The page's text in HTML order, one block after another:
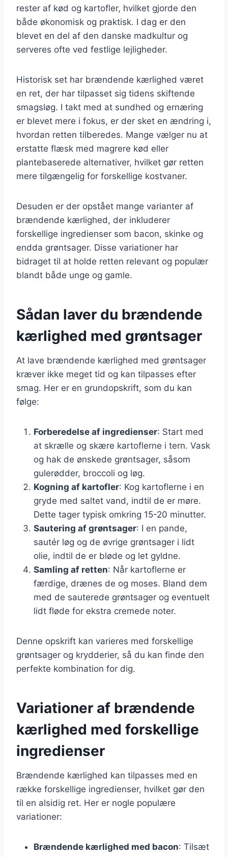
rester af kød og kartofler, hvilket gjorde den
både økonomisk og praktisk. I dag er den
blevet en del af den danske madkultur og
serveres ofte ved festlige lejligheder.
Historisk set har brændende kærlighed været
en ret, der har tilpasset sig tidens skiftende
smagsløg. I takt med at sundhed og ernæring
er blevet mere i fokus, er der sket en ændring i,
hvordan retten tilberedes. Mange vælger nu at
erstatte flæsk med magrere kød eller
plantebaserede alternativer, hvilket gør retten
mere tilgængelig for forskellige kostvaner.
Desuden er der opstået mange varianter af
brændende kærlighed, der inkluderer
forskellige ingredienser som bacon, skinke og
endda grøntsager. Disse variationer har
bidraget til at holde retten relevant og populær
blandt både unge og gamle.
Sådan laver du brændende
kærlighed med grøntsager
At lave brændende kærlighed med grøntsager
kræver ikke meget tid og kan tilpasses efter
smag. Her er en grundopskrift, som du kan
følge:
Forberedelse af ingredienser: Start med
at skrælle og skære kartoflerne i tern. Vask
og hak de ønskede grøntsager, såsom
gulerødder, broccoli og løg.
Kogning af kartofler: Kog kartoflerne i en
gryde med saltet vand, indtil de er møre.
Dette tager typisk omkring 15-20 minutter.
Sautering af grøntsager: I en pande,
sautér løg og de øvrige grøntsager i lidt
olie, indtil de er bløde og let gyldne.
Samling af retten: Når kartoflerne er
færdige, drænes de og moses. Bland dem
med de sauterede grøntsager og eventuelt
lidt fløde for ekstra cremede noter.
Denne opskrift kan varieres med forskellige
grøntsager og krydderier, så du kan finde den
perfekte kombination for dig.
Variationer af brændende
kærlighed med forskellige
ingredienser
Brændende kærlighed kan tilpasses med en
række forskellige ingredienser, hvilket gør den
til en alsidig ret. Her er nogle populære
variationer:
Brændende kærlighed med bacon: Tilsæt